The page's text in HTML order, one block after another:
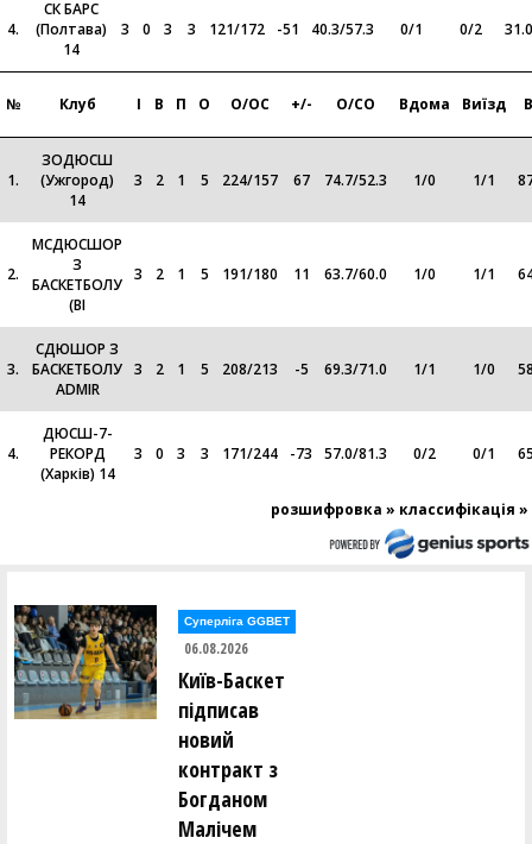
4.
СК БАРС
(Полтава)
14
3 0 3 3 121/172 -51 40.3/57.3 0/1 0/2 31.0
№ Клуб І В П О О/ОС +/- О/СО Вдома Виїзд
1.
ЗОДЮСШ
(Ужгород)
14
3 2 1 5 224/157 67 74.7/52.3 1/0 1/1
2.
МСДЮСШОР
З
БАСКЕТБОЛУ
(ВІ
3 2 1 5 191/180 11 63.7/60.0 1/0 1/1
3.
СДЮШОР З
БАСКЕТБОЛУ
ADMIR
3 2 1 5 208/213 -5 69.3/71.0 1/1 1/0
4.
ДЮСШ-7-
РЕКОРД
(Харків) 14
3 0 3 3 171/244 -73 57.0/81.3 0/2 0/1
розшифровка » классифікація »
Суперліга GGBET
06.08.2026
Київ-Баскет
підписав
новий
контракт з
Богданом
Малічем